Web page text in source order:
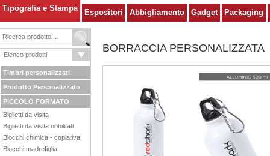
Tipografia e Stampa Espositori Abbigliamento Gadget Packaging
Timbri personalizzati
Prodotto Personalizzato
PICCOLO FORMATO
Biglietti da visita
Biglietti da visita nobilitati
Blocchi chimica - copiativa
Blocchi madrefiglia
BORRACCIA PERSONALIZZATA